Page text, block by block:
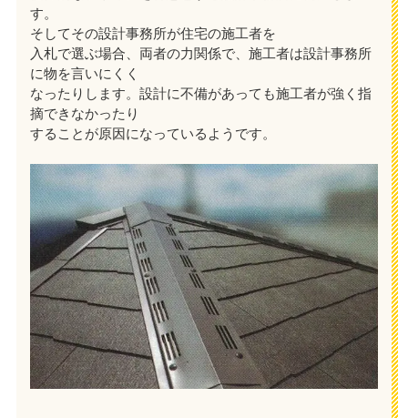
す。
そしてその設計事務所が住宅の施工者を
入札で選ぶ場合、両者の力関係で、施工者は設計事務所
に物を言いにくく
なったりします。設計に不備があっても施工者が強く指
摘できなかったり
することが原因になっているようです。